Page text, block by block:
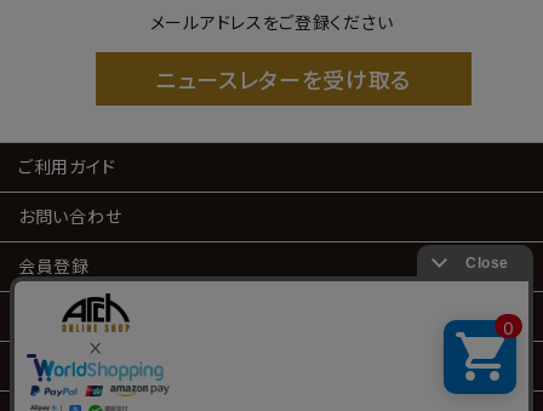
メールアドレスをご登録ください
ニュースレターを受け取る
ご利用ガイド
お問い合わせ
会員登録
会員サービス
特定商取引